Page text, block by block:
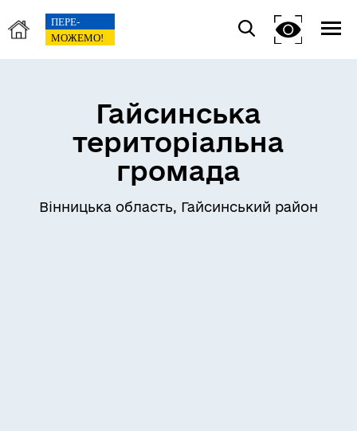
Гайсинська
територіальна
громада
Вінницька область, Гайсинський район